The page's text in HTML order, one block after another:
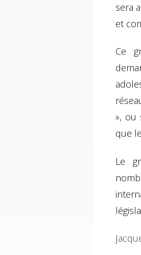
sera
et
Ce
», ou
que
Le